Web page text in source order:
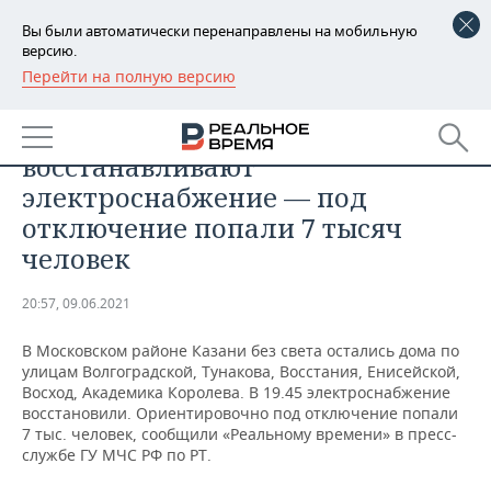
Вы были автоматически перенаправлены на мобильную
версию.
Перейти на полную версию
РЕГИОНЫ
БАШКОРТОСТАН
ТАТАРСТАН
УДМУРТИЯ
НОВОСТИ
АНАЛИТИКА
НОВОСТИ АНАЛИТИКИ
ВУЗЫ ТАТАРСТАНА
КОМУ ПРИНАДЛЕЖАТ
ТОРГОВЫЕ ЦЕНТРЫ
ТАТАРСТАНА
ЭКОНОМИКА
БАНКИ
БЮДЖЕТ
ПРОМЫШЛЕННОСТИ
АГРОПРОМ
МАШИНОСТРОЕНИЕ
НОВОСТИ НЕДВИЖИМОСТИ
АВТО
НОВОСТИ АВТО
БИЗНЕС
В Московском районе Казани
восстанавливают
электроснабжение — под
отключение попали 7 тысяч
человек
20:57, 09.06.2021
В Московском районе Казани без света остались дома по
улицам Волгоградской, Тунакова, Восстания, Енисейской,
Восход, Академика Королева. В 19.45 электроснабжение
восстановили. Ориентировочно под отключение попали
7 тыс. человек, сообщили «Реальному времени» в пресс-
службе ГУ МЧС РФ по РТ.